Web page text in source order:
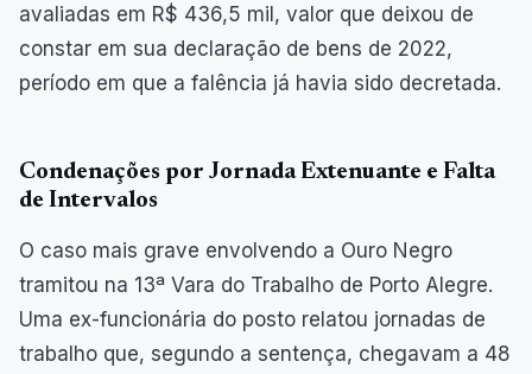
avaliadas em R$ 436,5 mil, valor que deixou de
constar em sua declaração de bens de 2022,
período em que a falência já havia sido decretada.
Condenações por Jornada Extenuante e Falta
de Intervalos
O caso mais grave envolvendo a Ouro Negro
tramitou na 13ª Vara do Trabalho de Porto Alegre.
Uma ex-funcionária do posto relatou jornadas de
trabalho que, segundo a sentença, chegavam a 48